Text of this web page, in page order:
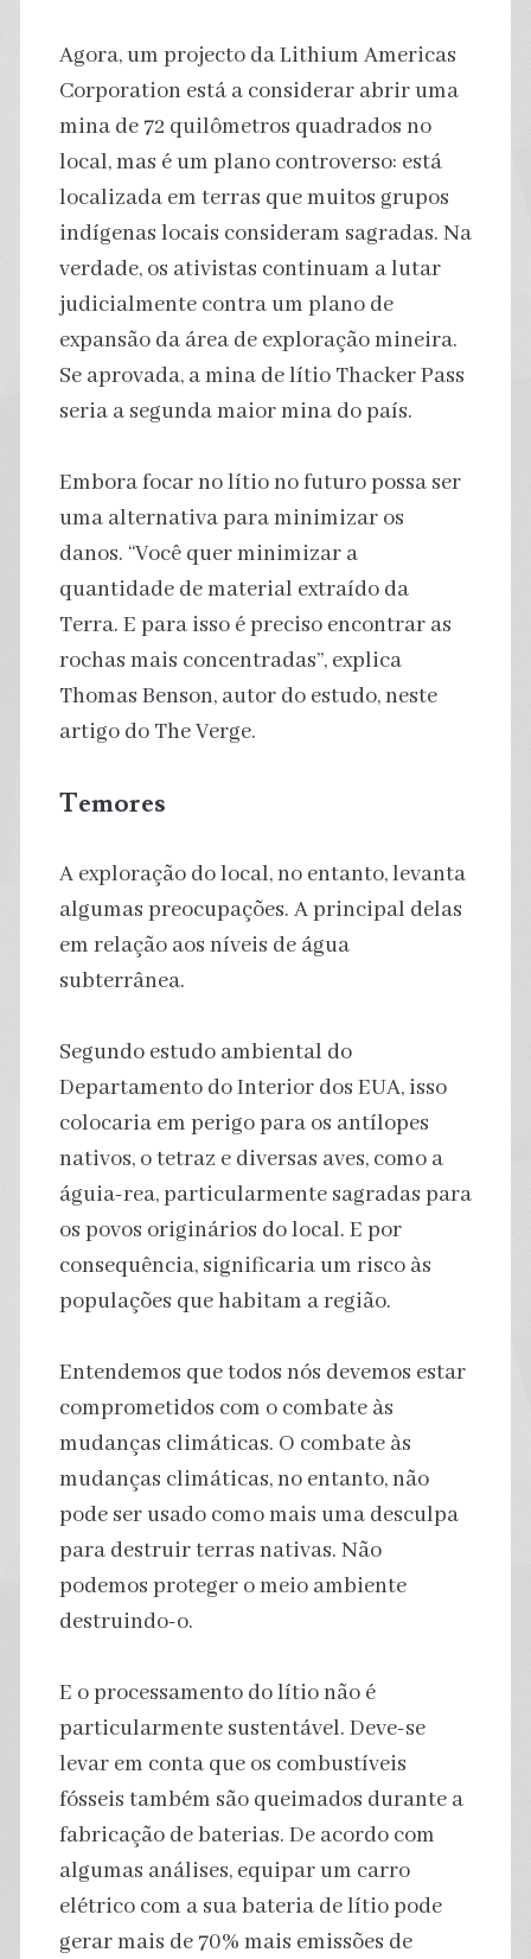
Agora, um projecto da Lithium Americas
Corporation está a considerar abrir uma
mina de 72 quilômetros quadrados no
local, mas é um plano controverso: está
localizada em terras que muitos grupos
indígenas locais consideram sagradas. Na
verdade, os ativistas continuam a lutar
judicialmente contra um plano de
expansão da área de exploração mineira.
Se aprovada, a mina de lítio Thacker Pass
seria a segunda maior mina do país.
Embora focar no lítio no futuro possa ser
uma alternativa para minimizar os
danos. “Você quer minimizar a
quantidade de material extraído da
Terra. E para isso é preciso encontrar as
rochas mais concentradas”, explica
Thomas Benson, autor do estudo, neste
artigo do The Verge.
Temores
A exploração do local, no entanto, levanta
algumas preocupações. A principal delas
em relação aos níveis de água
subterrânea.
Segundo estudo ambiental do
Departamento do Interior dos EUA, isso
colocaria em perigo para os antílopes
nativos, o tetraz e diversas aves, como a
águia-rea, particularmente sagradas para
os povos originários do local. E por
consequência, significaria um risco às
populações que habitam a região.
Entendemos que todos nós devemos estar
comprometidos com o combate às
mudanças climáticas. O combate às
mudanças climáticas, no entanto, não
pode ser usado como mais uma desculpa
para destruir terras nativas. Não
podemos proteger o meio ambiente
destruindo-o.
E o processamento do lítio não é
particularmente sustentável. Deve-se
levar em conta que os combustíveis
fósseis também são queimados durante a
fabricação de baterias. De acordo com
algumas análises, equipar um carro
elétrico com a sua bateria de lítio pode
gerar mais de 70% mais emissões de